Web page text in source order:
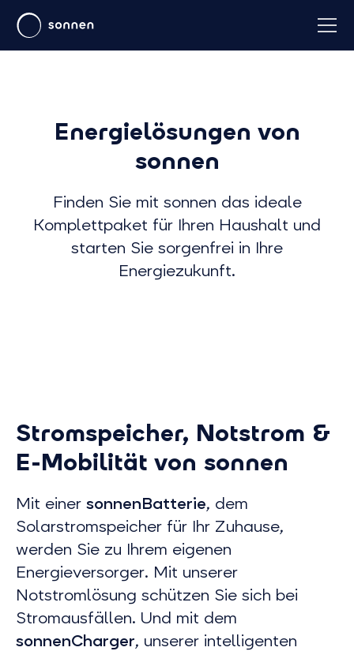
Energielösungen von
sonnen
Finden Sie mit sonnen das ideale
Komplettpaket für Ihren Haushalt und
starten Sie sorgenfrei in Ihre
Energiezukunft.
Stromspeicher, Notstrom &
E-Mobilität von sonnen
Mit einer sonnenBatterie, dem
Solarstromspeicher für Ihr Zuhause,
werden Sie zu Ihrem eigenen
Energieversorger. Mit unserer
Notstromlösung schützen Sie sich bei
Stromausfällen. Und mit dem
sonnenCharger, unserer intelligenten